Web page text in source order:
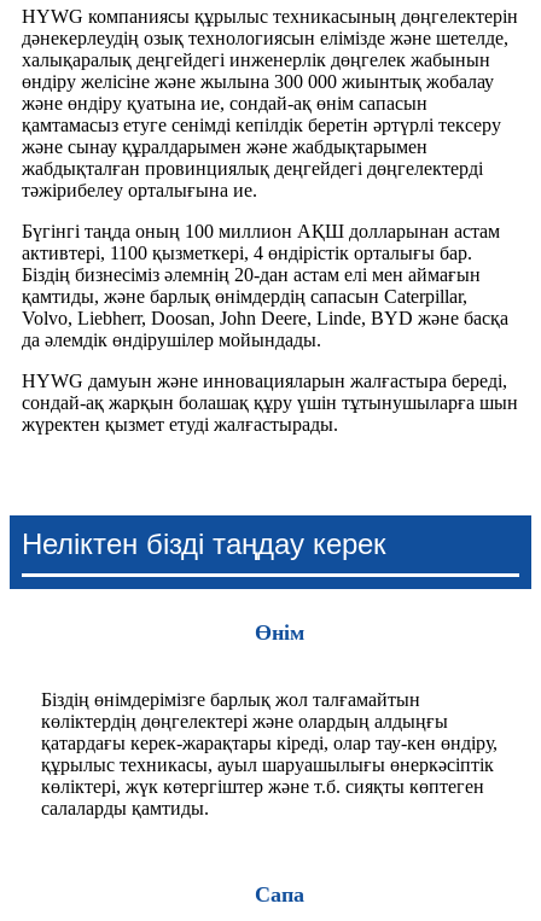
HYWG компаниясы құрылыс техникасының дөңгелектерін
дәнекерлеудің озық технологиясын елімізде және шетелде,
халықаралық деңгейдегі инженерлік дөңгелек жабынын
өндіру желісіне және жылына 300 000 жиынтық жобалау
және өндіру қуатына ие, сондай-ақ өнім сапасын
қамтамасыз етуге сенімді кепілдік беретін әртүрлі тексеру
және сынау құралдарымен және жабдықтарымен
жабдықталған провинциялық деңгейдегі дөңгелектерді
тәжірибелеу орталығына ие.
Бүгінгі таңда оның 100 миллион АҚШ долларынан астам
активтері, 1100 қызметкері, 4 өндірістік орталығы бар.
Біздің бизнесіміз әлемнің 20-дан астам елі мен аймағын
қамтиды, және барлық өнімдердің сапасын Caterpillar,
Volvo, Liebherr, Doosan, John Deere, Linde, BYD және басқа
да әлемдік өндірушілер мойындады.
HYWG дамуын және инновацияларын жалғастыра береді,
сондай-ақ жарқын болашақ құру үшін тұтынушыларға шын
жүректен қызмет етуді жалғастырады.
Неліктен бізді таңдау керек
Өнім
Біздің өнімдерімізге барлық жол талғамайтын
көліктердің дөңгелектері және олардың алдыңғы
қатардағы керек-жарақтары кіреді, олар тау-кен өндіру,
құрылыс техникасы, ауыл шаруашылығы өнеркәсіптік
көліктері, жүк көтергіштер және т.б. сияқты көптеген
салаларды қамтиды.
Сапа